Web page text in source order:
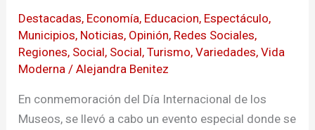
Destacadas, Economía, Educacion, Espectáculo,
Municipios, Noticias, Opinión, Redes Sociales,
Regiones, Social, Social,Turismo,Variedades,Vida
Moderna /Alejandra Benitez
En conmemoración del Día Internacional de los
Museos, se llevó a cabo un evento especial donde se
en
la
capital